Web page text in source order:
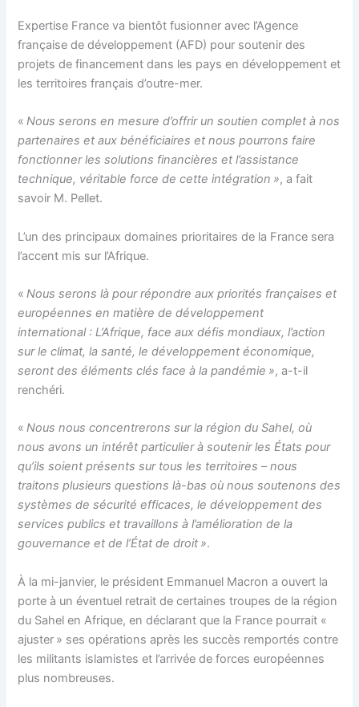
Expertise France va bientôt fusionner avec l’Agence
française de développement (AFD) pour soutenir des
projets de financement dans les pays en développement et
les territoires français d’outre-mer.
«Nous serons en mesure d’offrir un soutien complet à nos
partenaires et aux bénéficiaires et nous pourrons faire
fonctionner les solutions financières et l’assistance
technique, véritable force de cette intégration », a fait
savoir M. Pellet.
L’un des principaux domaines prioritaires de la France sera
l’accent mis sur l’Afrique.
«Nous serons là pour répondre aux priorités françaises et
européennes en matière de développement
international : L’Afrique, face aux défis mondiaux, l’action
sur le climat, la santé, le développement économique,
seront des éléments clés face à la pandémie », a-t-il
renchéri.
«Nous nous concentrerons sur la région du Sahel, où
nous avons un intérêt particulier à soutenir les États pour
qu’ils soient présents sur tous les territoires – nous
traitons plusieurs questions là-bas où nous soutenons des
systèmes de sécurité efficaces, le développement des
services publics et travaillons à l’amélioration de la
gouvernance et de l’État de droit ».
À la mi-janvier, le président Emmanuel Macron a ouvert la
porte à un éventuel retrait de certaines troupes de la région
du Sahel en Afrique, en déclarant que la France pourrait «
ajuster » ses opérations après les succès remportés contre
les militants islamistes et l’arrivée de forces européennes
plus nombreuses.